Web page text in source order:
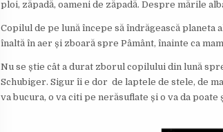
ploi, zăpadă, oameni de zăpadă. Despre mările
Copilul de pe lună începe să îndrăgească planeta
înaltă în aer și zboară spre Pâmânt, înainte ca
Nu se știe cât a durat zborul copilului din lună
Schubiger. Sigur îi e dor de laptele de stele, de
va bucura, o va citi pe nerăsuflate și o va da